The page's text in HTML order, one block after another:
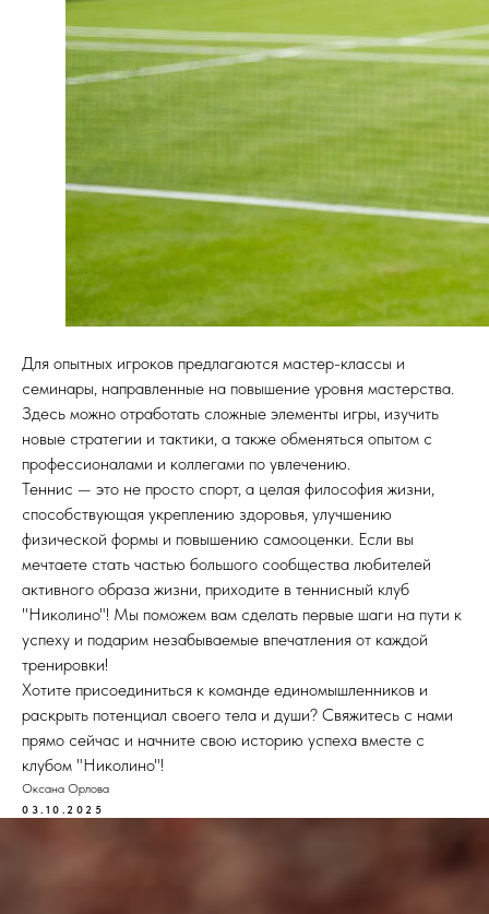
Для опытных игроков предлагаются мастер-классы и
семинары, направленные на повышение уровня мастерства.
Здесь можно отработать сложные элементы игры, изучить
новые стратегии и тактики, а также обменяться опытом с
профессионалами и коллегами по увлечению.
Теннис — это не просто спорт, а целая философия жизни,
способствующая укреплению здоровья, улучшению
физической формы и повышению самооценки. Если вы
мечтаете стать частью большого сообщества любителей
активного образа жизни, приходите в теннисный клуб
"Николино"! Мы поможем вам сделать первые шаги на пути к
успеху и подарим незабываемые впечатления от каждой
тренировки!
Хотите присоединиться к команде единомышленников и
раскрыть потенциал своего тела и души? Свяжитесь с нами
прямо сейчас и начните свою историю успеха вместе с
клубом "Николино"!
Оксана Орлова
03.10.2025